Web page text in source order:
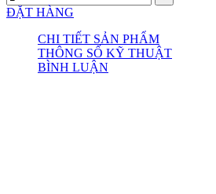
ĐẶT HÀNG
CHI TIẾT SẢN PHẨM
THÔNG SỐ KỸ THUẬT
BÌNH LUẬN